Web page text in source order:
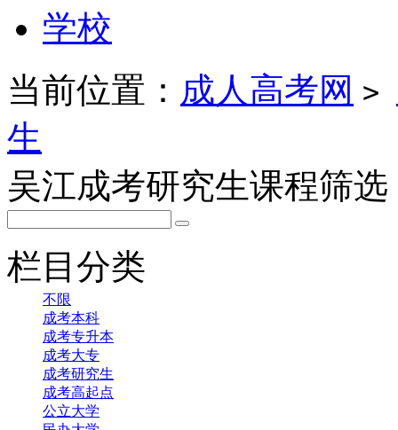
学校
当前位置： 成人高考网 >
生
吴江成考研究生课程筛选
栏目分类
不限
成考本科
成考专升本
成考大专
成考研究生
成考高起点
公立大学